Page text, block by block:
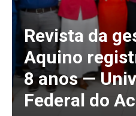
Revista da
Aquino
8 anos —
Federal do